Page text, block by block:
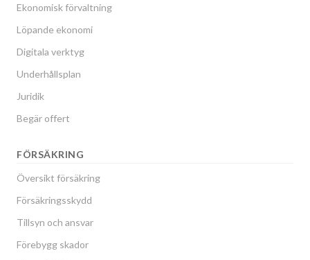
Ekonomisk förvaltning
Löpande ekonomi
Digitala verktyg
Underhållsplan
Juridik
Begär offert
FÖRSÄKRING
Översikt försäkring
Försäkringsskydd
Tillsyn och ansvar
Förebygg skador